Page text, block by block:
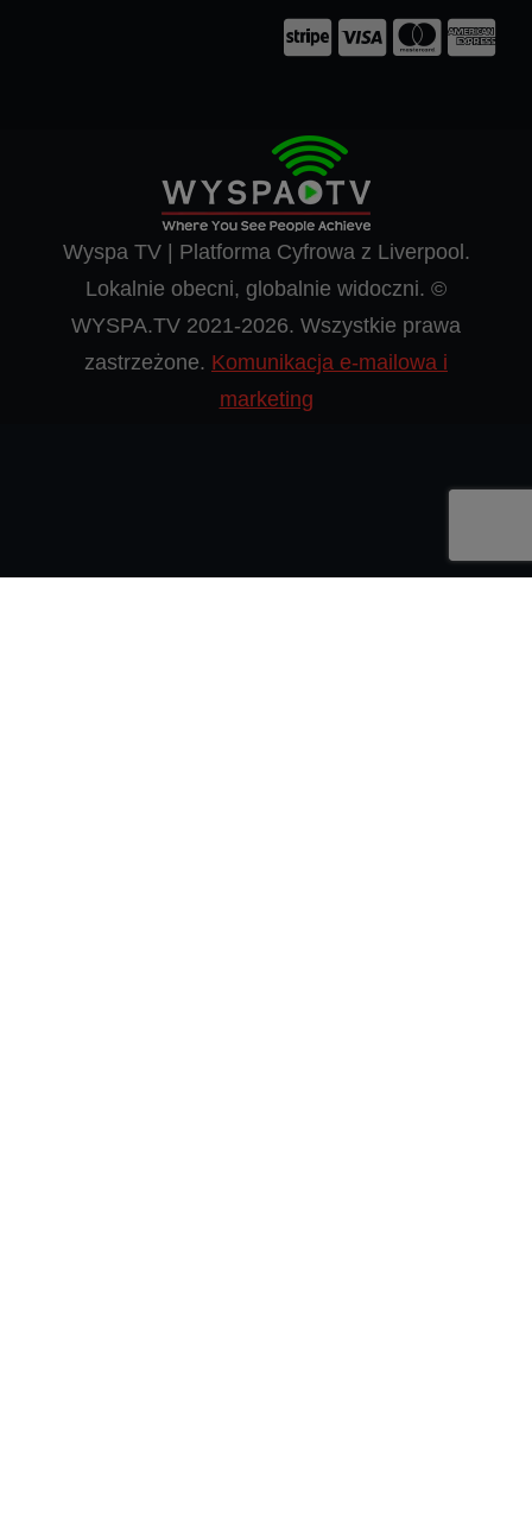
Wyspa TV | Platforma Cyfrowa z Liverpool.
Lokalnie obecni, globalnie widoczni. ©
WYSPA.TV 2021-2026. Wszystkie prawa
zastrzeżone. Komunikacja e-mailowa i
marketing